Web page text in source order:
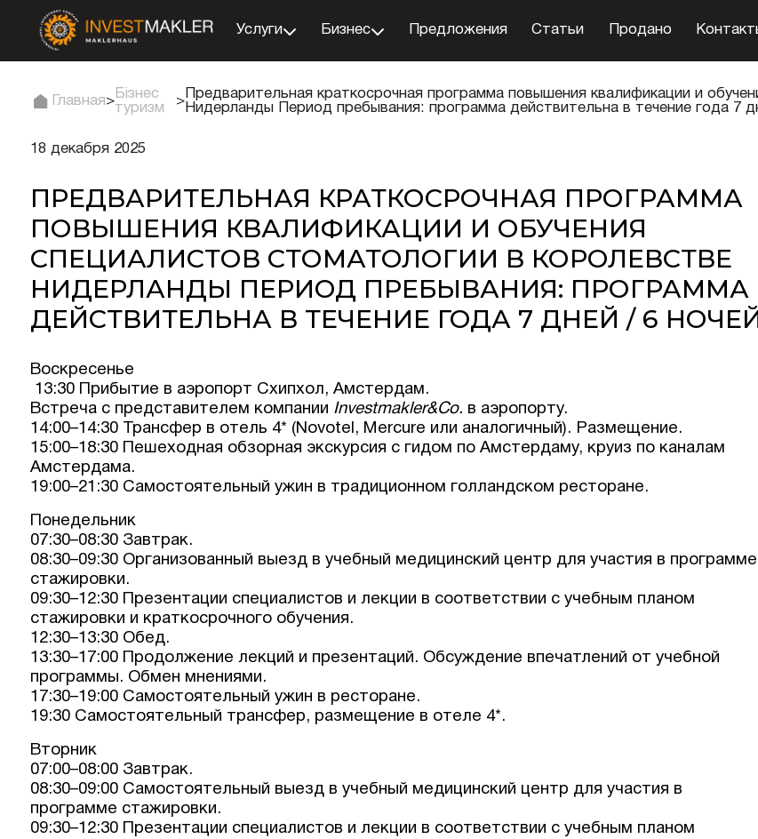
Услуги Бизнес Предложения Статьи Продано
Главная>
Бізнес
туризм
>
Предварительная краткосрочная программа повышения квалификации и
Нидерланды Период пребывания: программа действительна в течение года 7
18 декабря 2025
ПРЕДВАРИТЕЛЬНАЯ КРАТКОСРОЧНАЯ ПРОГРАММА
ПОВЫШЕНИЯ КВАЛИФИКАЦИИ И ОБУЧЕНИЯ
СПЕЦИАЛИСТОВ СТОМАТОЛОГИИ В КОРОЛЕВСТВЕ
НИДЕРЛАНДЫ ПЕРИОД ПРЕБЫВАНИЯ: ПРОГРАММА
ДЕЙСТВИТЕЛЬНА В ТЕЧЕНИЕ ГОДА 7 ДНЕЙ / 6
Воскресенье
13:30 Прибытие в аэропорт Схипхол, Амстердам.
Встреча с представителем компании Investmakler&Co. в аэропорту.
14:00–14:30 Трансфер в отель 4* (Novotel, Mercure или аналогичный). Размещение.
15:00–18:30 Пешеходная обзорная экскурсия с гидом по Амстердаму, круиз по каналам
Амстердама.
19:00–21:30 Самостоятельный ужин в традиционном голландском ресторане.
Понедельник
07:30–08:30 Завтрак.
08:30–09:30 Организованный выезд в учебный медицинский центр для участия в программе
стажировки.
09:30–12:30 Презентации специалистов и лекции в соответствии с учебным планом
стажировки и краткосрочного обучения.
12:30–13:30 Обед.
13:30–17:00 Продолжение лекций и презентаций. Обсуждение впечатлений от учебной
программы. Обмен мнениями.
17:30–19:00 Самостоятельный ужин в ресторане.
19:30 Самостоятельный трансфер, размещение в отеле 4*.
Вторник
07:00–08:00 Завтрак.
08:30–09:00 Самостоятельный выезд в учебный медицинский центр для участия в
программе стажировки.
09:30–12:30 Презентации специалистов и лекции в соответствии с учебным планом